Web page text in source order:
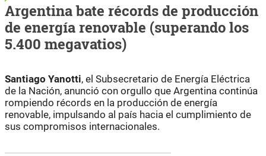
Argentina bate récords de producción
de energía renovable (superando los
5.400 megavatios)
Santiago Yanotti, el Subsecretario de Energía Eléctrica
de la Nación, anunció con orgullo que Argentina continúa
rompiendo récords en la producción de energía
renovable, impulsando al país hacia el cumplimiento de
sus compromisos internacionales.